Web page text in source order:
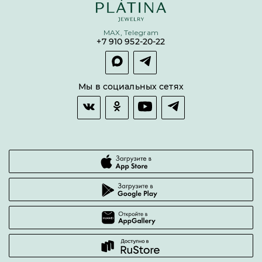
Условия кредитования и рассрочки
Гарантии качества
Часто задаваемые вопросы
MAX, Telegram
+7 910 952-20-22
Мы в социальных сетях